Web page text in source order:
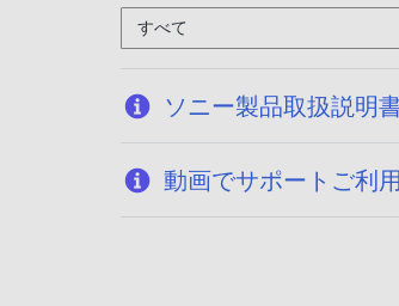
/
1
2
/
すべて
ソニー製品取扱説明
動画でサポートご利